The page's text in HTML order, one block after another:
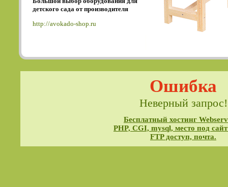
детского сада от производителя
http://avokado-shop.ru
Ошибка
Неверный запрос!
Бесплатный хостинг
PHP, CGI, mysql, место под
FTP доступ, почта.